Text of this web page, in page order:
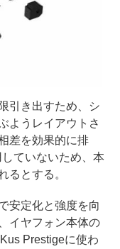
引き出すため、シ
ようレイアウトさ
差を効果的に排
ていないため、本
るとする。
安定化と強度を向
イヤフォン本体の
Prestigeに使わ